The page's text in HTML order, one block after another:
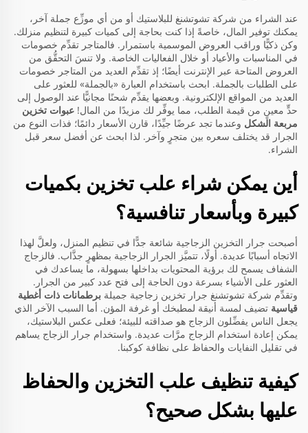
عند الشراء من شركة تشوتشنغ للبلاستيك أو من أي موزِّع جملة آخر،
يمكنك توفير المال، خاصةً إذا كنت بحاجة إلى كميات كبيرة لتنظيم منزلك.
وكن ذكيًّا وراقب العروض الموسمية باستمرار. فالمتاجر تقدِّم خصومات
في المناسبات والأعياد أو خلال الفعاليات الخاصة. ولا تنسَ التحقُّق من
العروض المتاحة عبر الإنترنت أيضًا؛ إذ تقدِّم العديد من المتاجر خصومات
على الطلبات بالجملة. ابحث باستخدام العبارة «بالجملة» للعثور على
العديد من المواقع الإلكترونية. وبعضها يقدِّم شحنًا مجانيًّا عند الوصول إلى
حدٍّ معينٍ من قيمة الطلب، مما يوفِّر لك مزيدًا من المال! عبوات تخزين
مربعة الشكل وعندما تجد عرضًا جيِّدًا، قارن الأسعار دائمًا؛ فذات النوع من
الجرار قد يختلف سعره بين متجرٍ وآخر. لذا ابحث عن أفضل سعر قبل
الشراء.
أين يمكن شراء علب تخزين بكميات
كبيرة وبأسعار تنافسية؟
أصبحت جرار التخزين الزجاجية شائعة جدًّا في تنظيم المنزل، ولعلَّ لهذا
الاتجاه أسبابًا عديدة. أولًا، تتميَّز الجرار الزجاجية بمظهرٍ جذَّاب. فالزجاج
الشفاف يسمح لك برؤية المحتويات بداخلها بسهولة، ما يساعدك في
العثور على الأشياء بسرعة دون الحاجة إلى فتح عدد كبير من الجرار.
وتقدِّم شركة تشوتشنغ جرار تخزين زجاجية جميلة برطمانات ذات أغطية
قياسية تضيف لمسة أنيقة لمطبخك أو غرفة المؤن. أما السبب الآخر الذي
يجعل الناس يفضِّلون الزجاج هو صداقته للبيئة؛ فعلى عكس البلاستيك،
يمكن إعادة استخدام الزجاج مرَّات عديدة. واستخدام جرار الزجاج يساهم
في تقليل النفايات والحفاظ على نظافة كوكبنا.
كيفية تنظيف علب التخزين والحفاظ
عليها بشكل صحيح؟